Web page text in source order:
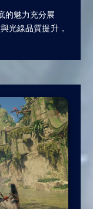
的魅力充分展
光線品質提升，